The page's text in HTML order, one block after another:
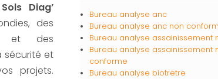
Sols Diag’
des
et des
sécurité et
projets.
Bureau analyse anc
Bureau analyse anc non
Bureau analyse assainissement
Bureau analyse assainissement
conforme
Bureau analyse biotretre